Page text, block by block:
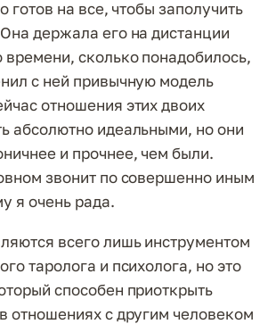
готов на все, чтобы заполучить
держала его на дистанции
времени, сколько понадобилось,
с ней привычную модель
отношения этих двоих
абсолютно идеальными, но они
и прочнее, чем были.
звонит по совершенно иным
я очень рада.
всего лишь инструментом
таролога и психолога, но это
способен приоткрыть
отношениях с другим человеком